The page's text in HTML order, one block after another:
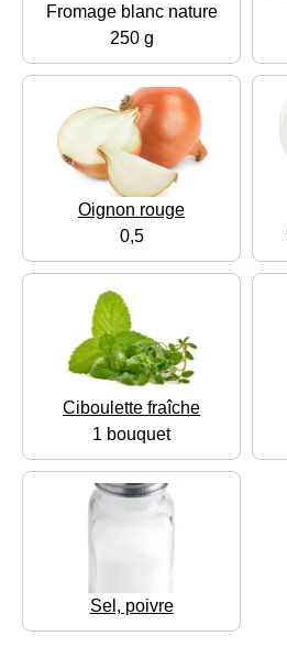
Fromage blanc nature
250 g
Oignon rouge
0,5
Ciboulette fraîche
1 bouquet
Sel, poivre